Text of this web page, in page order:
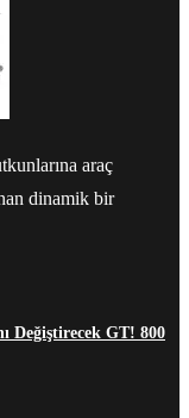
araç
dinamik bir
Değiştirecek GT! 800